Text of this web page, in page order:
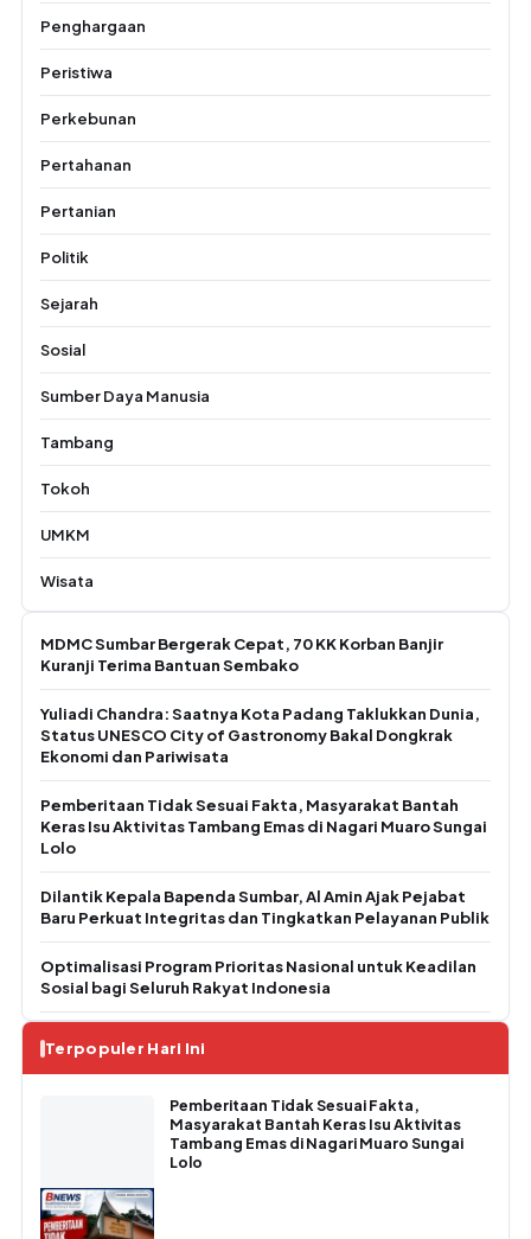
Penghargaan
Peristiwa
Perkebunan
Pertahanan
Pertanian
Politik
Sejarah
Sosial
Sumber Daya Manusia
Tambang
Tokoh
UMKM
Wisata
MDMC Sumbar Bergerak Cepat, 70 KK Korban Banjir
Kuranji Terima Bantuan Sembako
Yuliadi Chandra: Saatnya Kota Padang Taklukkan Dunia,
Status UNESCO City of Gastronomy Bakal Dongkrak
Ekonomi dan Pariwisata
Pemberitaan Tidak Sesuai Fakta, Masyarakat Bantah
Keras Isu Aktivitas Tambang Emas di Nagari Muaro Sungai
Lolo
Dilantik Kepala Bapenda Sumbar, Al Amin Ajak Pejabat
Baru Perkuat Integritas dan Tingkatkan Pelayanan Publik
Optimalisasi Program Prioritas Nasional untuk Keadilan
Sosial bagi Seluruh Rakyat Indonesia
Terpopuler Hari Ini
Pemberitaan Tidak Sesuai Fakta,
Masyarakat Bantah Keras Isu Aktivitas
Tambang Emas di Nagari Muaro Sungai
Lolo